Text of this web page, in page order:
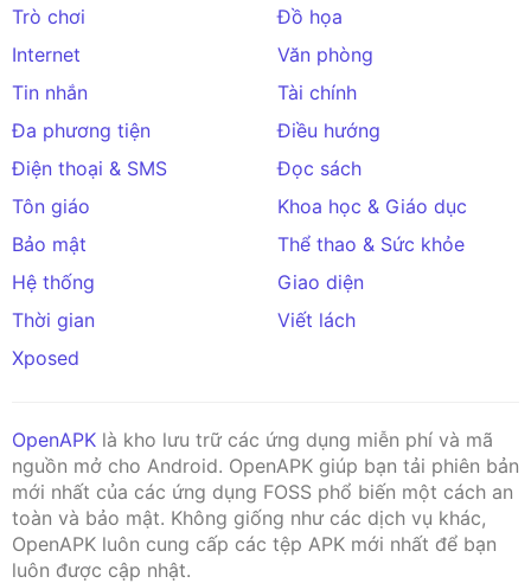
Trò chơi
Đồ họa
Internet
Văn phòng
Tin nhắn
Tài chính
Đa phương tiện
Điều hướng
Điện thoại & SMS
Đọc sách
Tôn giáo
Khoa học & Giáo dục
Bảo mật
Thể thao & Sức khỏe
Hệ thống
Giao diện
Thời gian
Viết lách
Xposed
OpenAPK là kho lưu trữ các ứng dụng miễn phí và mã
nguồn mở cho Android. OpenAPK giúp bạn tải phiên bản
mới nhất của các ứng dụng FOSS phổ biến một cách an
toàn và bảo mật. Không giống như các dịch vụ khác,
OpenAPK luôn cung cấp các tệp APK mới nhất để bạn
luôn được cập nhật.